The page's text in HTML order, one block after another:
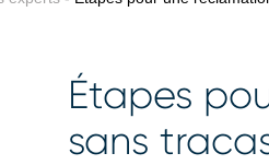
Étapes
sans